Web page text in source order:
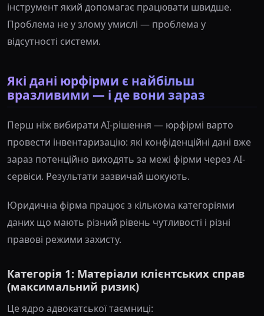
інструмент який допомагає працювати швидше.
Проблема не у злому умислі — проблема у
відсутності системи.
Які дані юрфірми є найбільш
вразливими — і де вони зараз
Перш ніж вибирати AI-рішення — юрфірмі варто
провести інвентаризацію: які конфіденційні дані вже
зараз потенційно виходять за межі фірми через AI-
сервіси. Результати зазвичай шокують.
Юридична фірма працює з кількома категоріями
даних що мають різний рівень чутливості і різні
правові режими захисту.
Категорія 1: Матеріали клієнтських справ
(максимальний ризик)
Це ядро адвокатської таємниці: